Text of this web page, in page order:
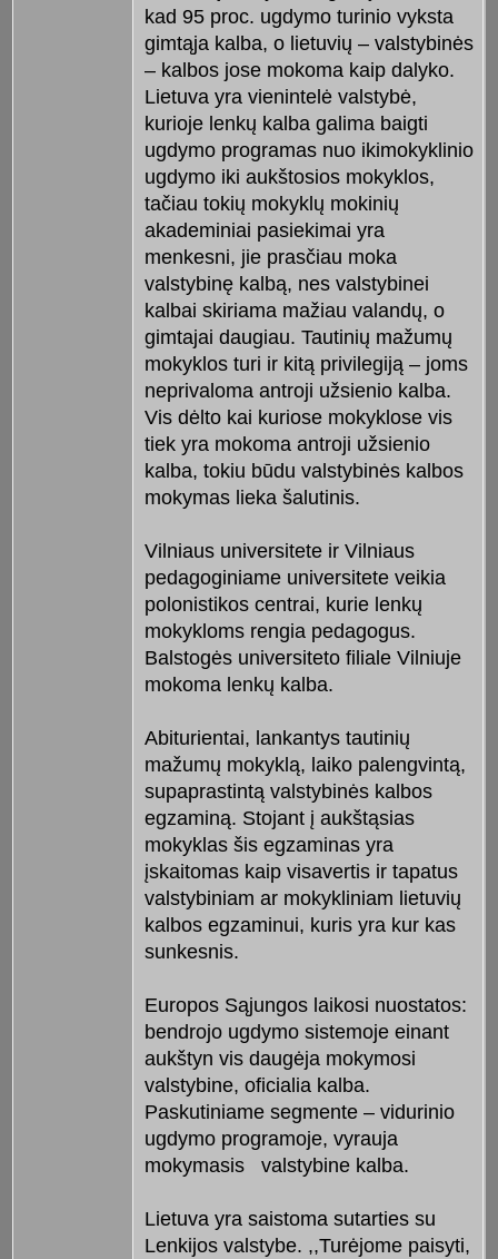
kad 95 proc. ugdymo turinio vyksta
gimtąja kalba, o lietuvių – valstybinės
– kalbos jose mokoma kaip dalyko.
Lietuva yra vienintelė valstybė,
kurioje lenkų kalba galima baigti
ugdymo programas nuo ikimokyklinio
ugdymo iki aukštosios mokyklos,
tačiau tokių mokyklų mokinių
akademiniai pasiekimai yra
menkesni, jie prasčiau moka
valstybinę kalbą, nes valstybinei
kalbai skiriama mažiau valandų, o
gimtajai daugiau. Tautinių mažumų
mokyklos turi ir kitą privilegiją – joms
neprivaloma antroji užsienio kalba.
Vis dėlto kai kuriose mokyklose vis
tiek yra mokoma antroji užsienio
kalba, tokiu būdu valstybinės kalbos
mokymas lieka šalutinis.
Vilniaus universitete ir Vilniaus
pedagoginiame universitete veikia
polonistikos centrai, kurie lenkų
mokykloms rengia pedagogus.
Balstogės universiteto filiale Vilniuje
mokoma lenkų kalba.
Abiturientai, lankantys tautinių
mažumų mokyklą, laiko palengvintą,
supaprastintą valstybinės kalbos
egzaminą. Stojant į aukštąsias
mokyklas šis egzaminas yra
įskaitomas kaip visavertis ir tapatus
valstybiniam ar mokykliniam lietuvių
kalbos egzaminui, kuris yra kur kas
sunkesnis.
Europos Sąjungos laikosi nuostatos:
bendrojo ugdymo sistemoje einant
aukštyn vis daugėja mokymosi
valstybine, oficialia kalba.
Paskutiniame segmente – vidurinio
ugdymo programoje, vyrauja
mokymasis valstybine kalba.
Lietuva yra saistoma sutarties su
Lenkijos valstybe. ,,Turėjome paisyti,